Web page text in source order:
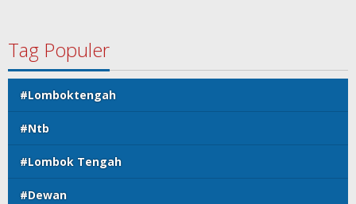
Tag Populer
#Lomboktengah
#Ntb
#Lombok Tengah
#Dewan